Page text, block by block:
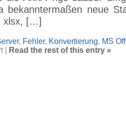
bekanntermaßen neue
xlsx, […]
, Fehler, Konvertierung, MS
für
Konvertierung
Read the rest of this entry »